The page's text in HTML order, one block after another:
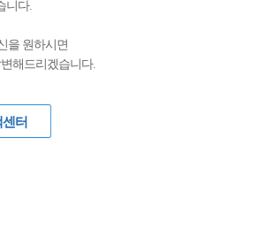
니다.
을 원하시면
해드리겠습니다.
터